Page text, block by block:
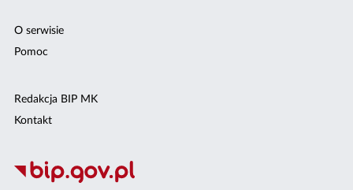
O serwisie
Pomoc
Redakcja BIP MK
Kontakt